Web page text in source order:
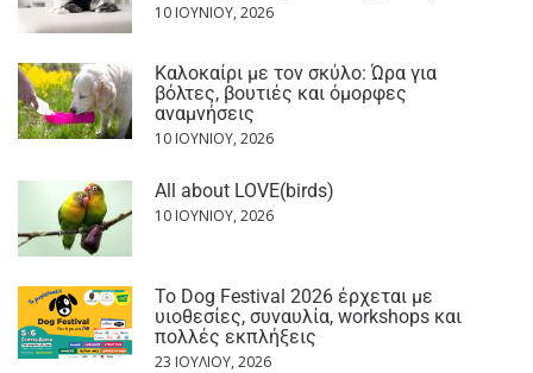
10 ΙΟΥΝΊΟΥ, 2026
Καλοκαίρι με τον σκύλο: Ώρα για
βόλτες, βουτιές και όμορφες
αναμνήσεις
10 ΙΟΥΝΊΟΥ, 2026
All about LOVE(birds)
10 ΙΟΥΝΊΟΥ, 2026
Το Dog Festival 2026 έρχεται με
υιοθεσίες, συναυλία, workshops και
πολλές εκπλήξεις
23 ΙΟΥΛΊΟΥ, 2026